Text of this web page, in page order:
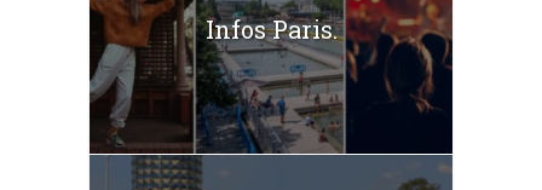
Infos Paris.